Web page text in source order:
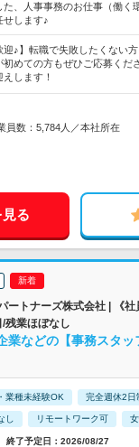
た、人事事務のお仕事（働く
せします♪
迎♪】転職で失敗したくない
初めての方もぜひご応募くだ
します！
員数：5,784人／本社所在
る
ートナーズ株式会社 | 《
残業ほぼなし
業などの【事務スタ
業種未経験OK 完全週休2日
し リモートワーク可
了予定日：2026/08/27